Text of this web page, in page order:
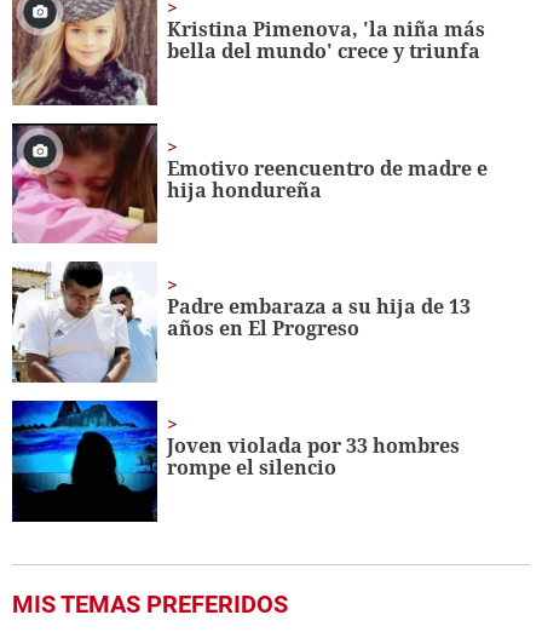
minute,
20
seconds
Kristina Pimenova, 'la niña más
bella del mundo' crece y triunfa
Emotivo reencuentro de madre e
hija hondureña
Padre embaraza a su hija de 13
años en El Progreso
Joven violada por 33 hombres
rompe el silencio
MIS TEMAS PREFERIDOS